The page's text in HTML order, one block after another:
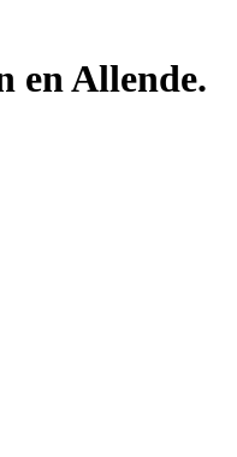
en Allende.